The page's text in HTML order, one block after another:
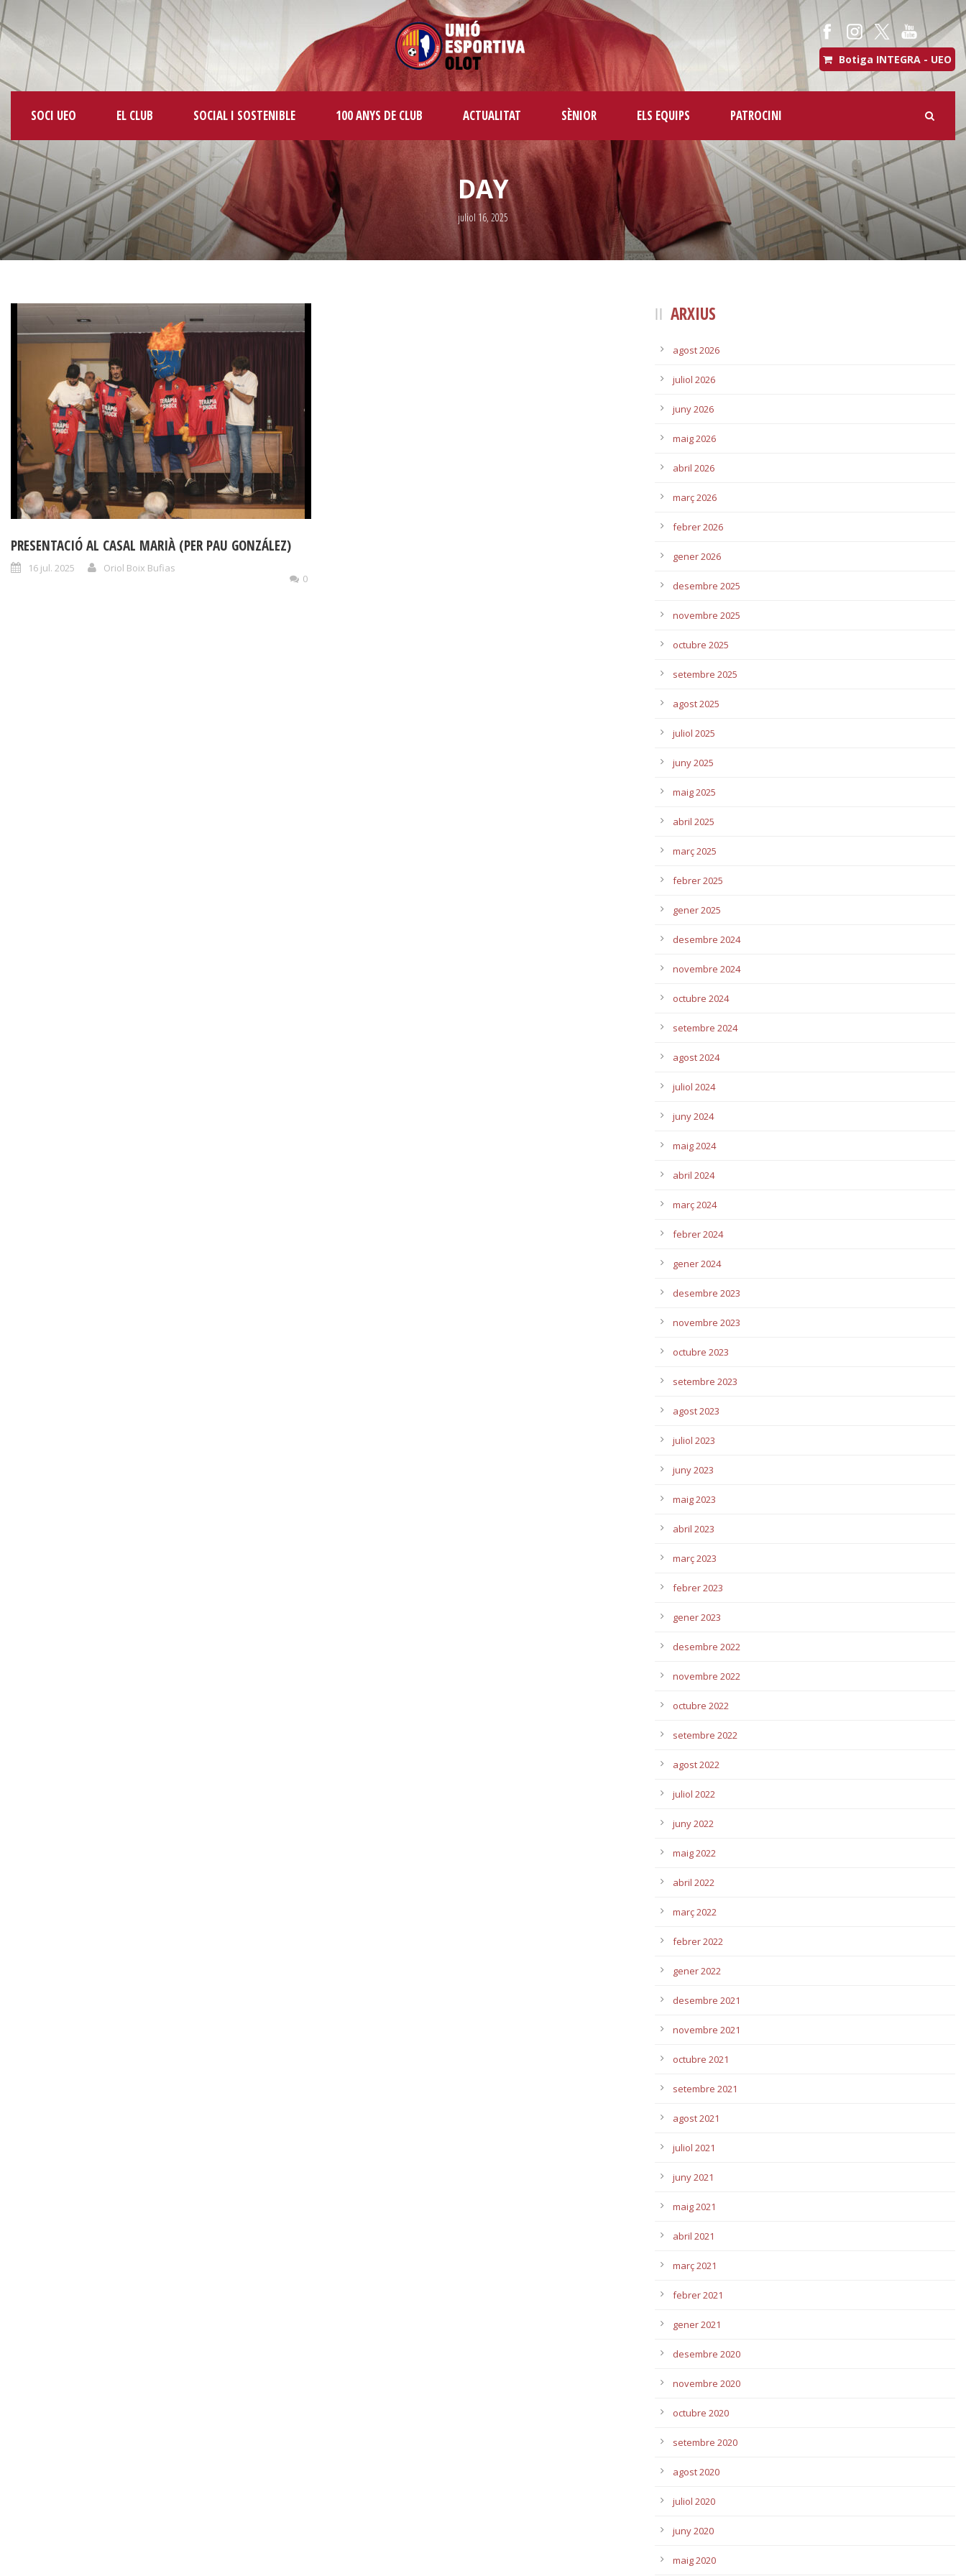
Botiga INTEGRA - UEO
SOCI UEO EL CLUB SOCIAL I SOSTENIBLE 100 ANYS DE CLUB ACTUALITAT SÈNIOR ELS EQUIPS PATROCINI
DAY
juliol 16, 2025
PRESENTACIÓ AL CASAL MARIÀ (PER PAU GONZÁLEZ)
16 jul. 2025
Oriol Boix Bufias
0
ARXIUS
agost 2026
juliol 2026
juny 2026
maig 2026
abril 2026
març 2026
febrer 2026
gener 2026
desembre 2025
novembre 2025
octubre 2025
setembre 2025
agost 2025
juliol 2025
juny 2025
maig 2025
abril 2025
març 2025
febrer 2025
gener 2025
desembre 2024
novembre 2024
octubre 2024
setembre 2024
agost 2024
juliol 2024
juny 2024
maig 2024
abril 2024
març 2024
febrer 2024
gener 2024
desembre 2023
novembre 2023
octubre 2023
setembre 2023
agost 2023
juliol 2023
juny 2023
maig 2023
abril 2023
març 2023
febrer 2023
gener 2023
desembre 2022
novembre 2022
octubre 2022
setembre 2022
agost 2022
juliol 2022
juny 2022
maig 2022
abril 2022
març 2022
febrer 2022
gener 2022
desembre 2021
novembre 2021
octubre 2021
setembre 2021
agost 2021
juliol 2021
juny 2021
maig 2021
abril 2021
març 2021
febrer 2021
gener 2021
desembre 2020
novembre 2020
octubre 2020
setembre 2020
agost 2020
juliol 2020
juny 2020
maig 2020